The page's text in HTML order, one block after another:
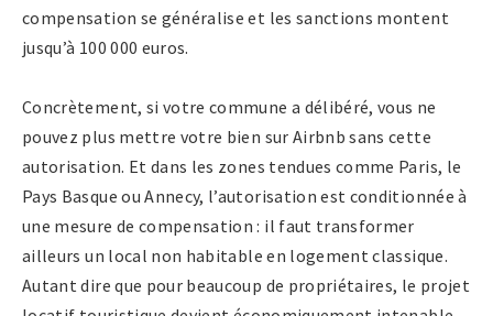
compensation se généralise et les sanctions montent
jusqu’à 100 000 euros.
Concrètement, si votre commune a délibéré, vous ne
pouvez plus mettre votre bien sur Airbnb sans cette
autorisation. Et dans les zones tendues comme Paris, le
Pays Basque ou Annecy, l’autorisation est conditionnée à
une mesure de compensation : il faut transformer
ailleurs un local non habitable en logement classique.
Autant dire que pour beaucoup de propriétaires, le projet